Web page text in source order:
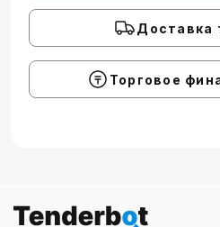
Доставка
Торговое